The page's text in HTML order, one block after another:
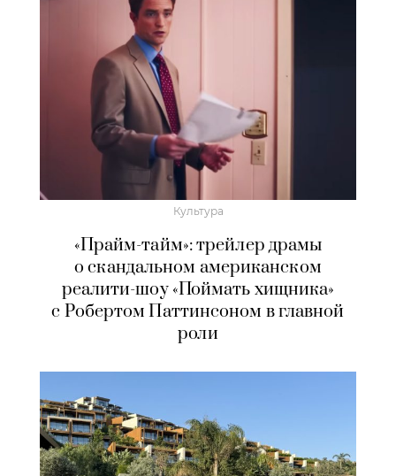
Культура
«Прайм-тайм»: трейлер драмы
о скандальном американском
реалити-шоу «Поймать хищника»
с Робертом Паттинсоном в главной
роли